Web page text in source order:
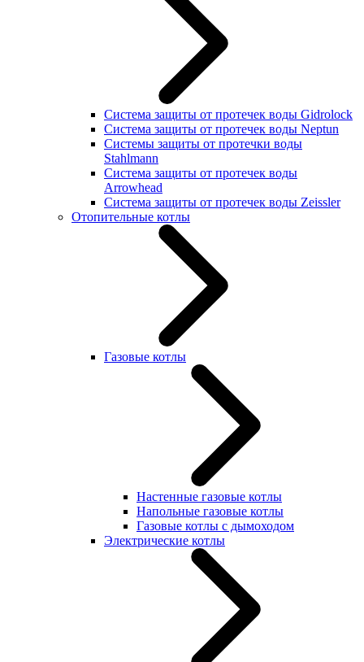
Система защиты от протечек воды Gidrolock
Система защиты от протечек воды Neptun
Системы защиты от протечки воды
Stahlmann
Система защиты от протечек воды
Arrowhead
Система защиты от протечек воды Zeissler
Отопительные котлы
Газовые котлы
Настенные газовые котлы
Напольные газовые котлы
Газовые котлы с дымоходом
Электрические котлы